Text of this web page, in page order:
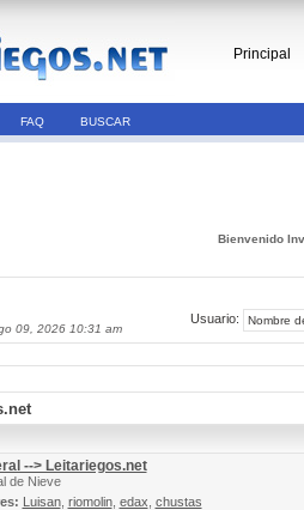
Principal
FAQ BUSCAR
Bienvenido
09, 2026 10:31 am
Usuario:
--> Leitariegos.net
de Nieve
Luisan, riomolin, edax chustas